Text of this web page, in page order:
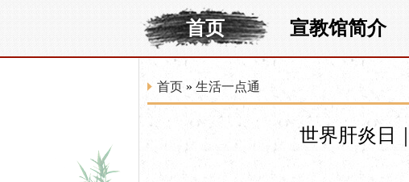
首页 宣教馆简介
首页 » 生活一点通
世界肝炎日